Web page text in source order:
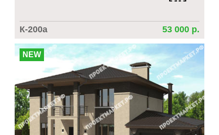
К-200а 53 000 р.
NEW